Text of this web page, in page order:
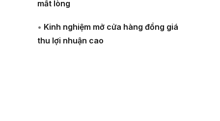
mất lòng
• Kinh nghiệm mở cửa hàng đồng giá
thu lợi nhuận cao